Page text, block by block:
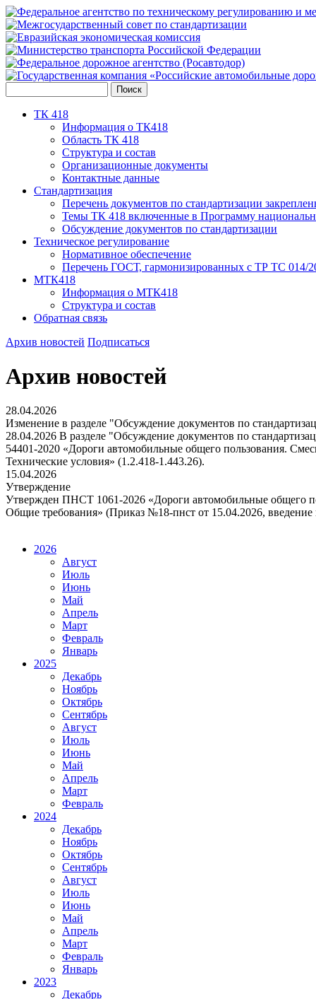
ТК 418
Информация о ТК418
Область ТК 418
Структура и состав
Организационные документы
Контактные данные
Стандартизация
Перечень документов по стандартизации
Темы ТК 418 включенные в Программу
Обсуждение документов по стандартизации
Техническое регулирование
Нормативное обеспечение
Перечень ГОСТ, гармонизированных с ТР ТС 014/
МТК418
Информация о МТК418
Структура и состав
Обратная связь
Архив новостей Подписаться
Архив новостей
28.04.2026
Изменение в разделе "Обсуждение документов по
28.04.2026 В разделе "Обсуждение документов по
54401-2020 «Дороги автомобильные общего пользования.
Технические условия» (1.2.418-1.443.26).
15.04.2026
Утверждение
Утвержден ПНСТ 1061-2026 «Дороги автомобильные общего
Общие требования» (Приказ №18-пнст от 15.04.2026, введение
2026
Август
Июль
Июнь
Май
Апрель
Март
Февраль
Январь
2025
Декабрь
Ноябрь
Октябрь
Сентябрь
Август
Июль
Июнь
Май
Апрель
Март
Февраль
2024
Декабрь
Ноябрь
Октябрь
Сентябрь
Август
Июль
Июнь
Май
Апрель
Март
Февраль
Январь
2023
Декабрь